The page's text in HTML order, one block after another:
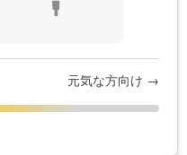
元気な方向け →